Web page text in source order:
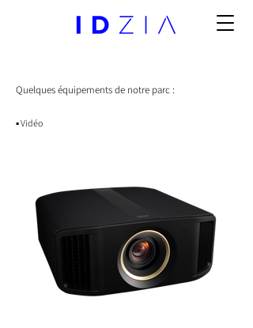
Quelques équipements de notre parc :
▪️ Vidéo